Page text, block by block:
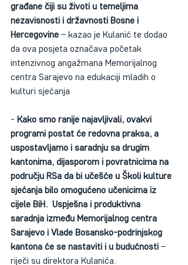
građane čiji su životi u temeljima
nezavisnosti i državnosti Bosne i
Hercegovine – kazao je Kulanić te dodao
da ova posjeta označava početak
intenzivnog angažmana Memorijalnog
centra Sarajevo na edukaciji mladih o
kulturi sjećanja
- Kako smo ranije najavljivali, ovakvi
programi postat će redovna praksa, a
uspostavljamo i saradnju sa drugim
kantonima, dijasporom i povratnicima na
području RSa da bi učešće u Školi kulture
sjećanja bilo omogućeno učenicima iz
cijele BiH.  Uspješna i produktivna
saradnja između Memorijalnog centra
Sarajevo i Vlade Bosansko-podrinjskog
kantona će se nastaviti i u budućnosti –
riječi su direktora Kulanića.